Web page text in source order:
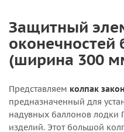
Защитный
оконечностей
(ширина 300
Представляем колпак
предназначенный для
надувных баллонов лодки
изделий. Этот большой